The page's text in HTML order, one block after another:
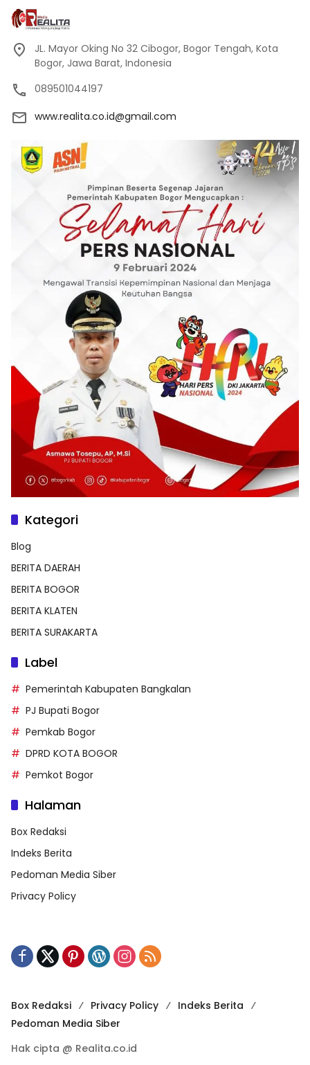
JL. Mayor Oking No 32 Cibogor, Bogor Tengah, Kota
Bogor, Jawa Barat, Indonesia
089501044197
www.realita.co.id@gmail.com
Kategori
Blog
BERITA DAERAH
BERITA BOGOR
BERITA KLATEN
BERITA SURAKARTA
Label
Pemerintah Kabupaten Bangkalan
PJ Bupati Bogor
Pemkab Bogor
DPRD KOTA BOGOR
Pemkot Bogor
Halaman
Box Redaksi
Indeks Berita
Pedoman Media Siber
Privacy Policy
Box Redaksi Privacy Policy
Indeks Berita
Pedoman Media Siber
Hak cipta @ Realita.co.id